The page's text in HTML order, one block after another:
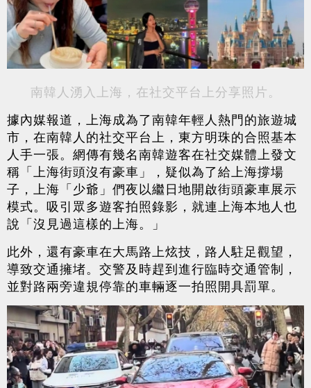
南韓人湧入上海，在社交平台上分享照片。
據內媒報道，上海成為了南韓年輕人熱門的旅遊城
市，在南韓人的社交平台上，東方明珠的合照基本
人手一張。網傳有幾名南韓遊客在社交媒體上發文
稱「上海街頭沒有豪車」，疑似為了給上海撐場
子，上海「少爺」們夜以繼日地開啟街頭豪車展示
模式。吸引眾多遊客拍照錄影，就連上海本地人也
說「沒見過這樣的上海。」
此外，還有豪車在大馬路上炫技，路人駐足觀望，
導致交通擁堵。交警及時趕到進行臨時交通管制，
並對路兩旁違規停靠的車輛逐一拍照開具罰單。